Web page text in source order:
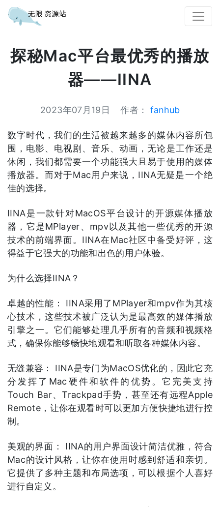
探秘Mac平台最优秀的播放
器——IINA
2023年07月19日 作者： fanhub
数字时代，我们的生活被越来越多的媒体内容所包
围，电影、电视剧、音乐、动画，无论是工作还是
休闲，我们都需要一个功能强大且易于使用的媒体
播放器。而对于Mac用户来说，IINA无疑是一个绝
佳的选择。
IINA是一款针对MacOS平台设计的开源媒体播放
器，它是MPlayer、mpv以及其他一些优秀的开源
技术的前端界面。IINA在Mac社区中备受好评，这
得益于它强大的功能和出色的用户体验。
为什么选择IINA？
卓越的性能： IINA采用了MPlayer和mpv作为其核
心技术，这些技术被广泛认为是最高效的媒体播放
引擎之一。它们能够处理几乎所有的音频和视频格
式，确保你能够畅快地观看和听取各种媒体内容。
无缝兼容： IINA是专门为MacOS优化的，因此它充
分发挥了Mac硬件和软件的优势。它完美支持
Touch Bar、Trackpad手势，甚至还有远程Apple
Remote，让你在观看时可以更加方便快捷地进行控
制。
美观的界面： IINA的用户界面设计简洁优雅，符合
Mac的设计风格，让你在使用时感到舒适和亲切。
它提供了多种主题和布局选项，可以根据个人喜好
进行自定义。